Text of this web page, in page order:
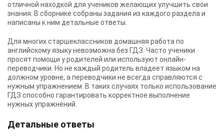
отличной находкой для учеников желающих улучшить свои
знания. В сборнике собраны задания из каждого раздела и
написаны к ним детальные ответы.
Для многих старшеклассников домашняя работа по
английскому языку невозможна без ГДЗ. Часто ученики
просят помощи у родителей или используют онлайн-
переводчики. Но не каждый родитель владеет языком на
должном уровне, а переводчики не всегда справляются с
нужным упражнением. В таких случаях только использование
ГДЗ способно гарантировать корректное выполнение
нужных упражнений.
Детальные ответы